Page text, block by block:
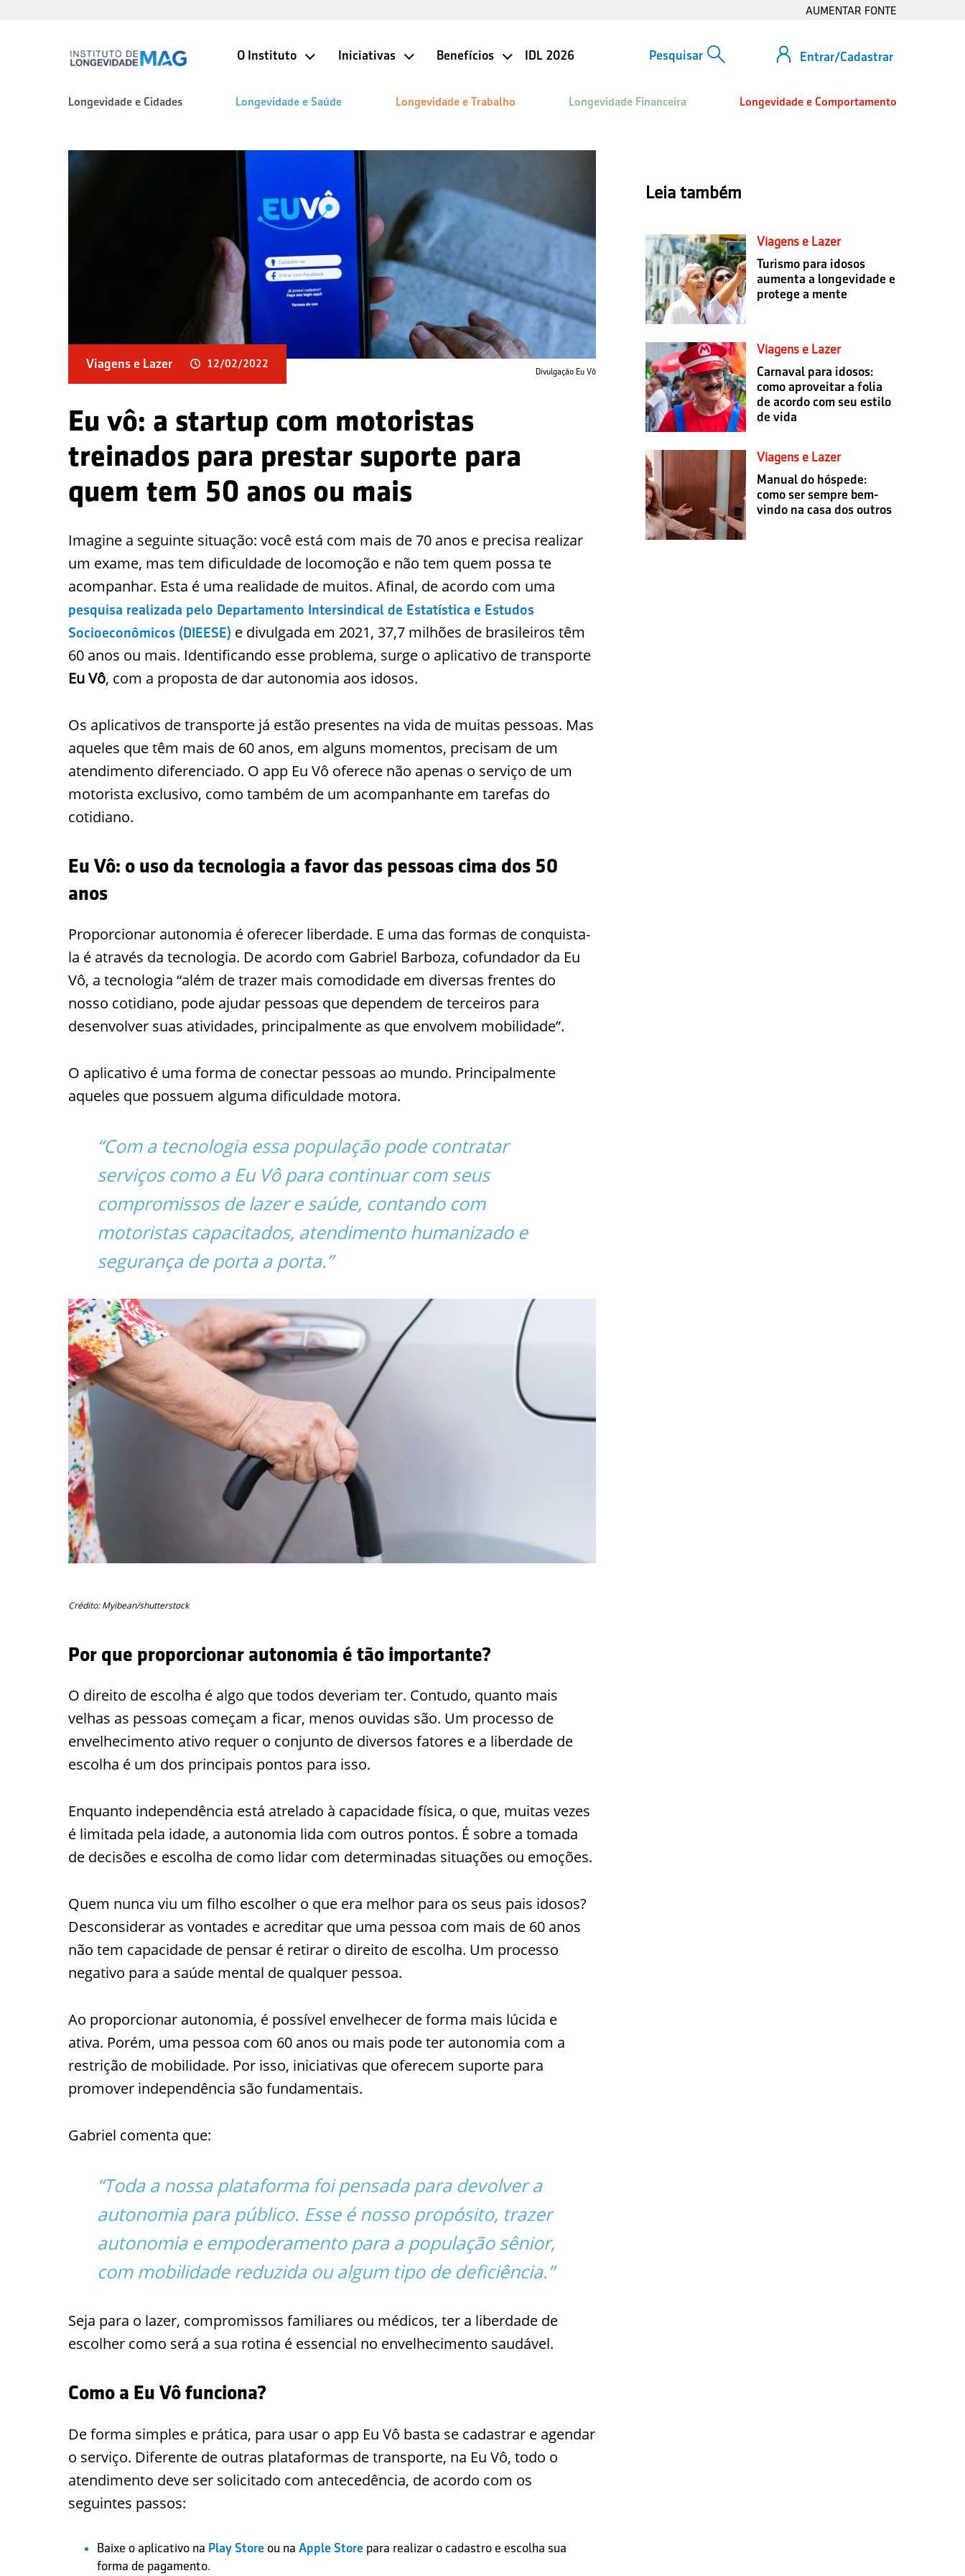
AUMENTAR FONTE
Entrar/Cadastrar
O Instituto Iniciativas Benefícios IDL 2026
Longevidade e Cidades Longevidade e Saúde Longevidade e Trabalho Longevidade Financeira Longevidade e Comportamento
Divulgação Eu Vô
Viagens e Lazer 12/02/2022
Eu vô: a startup com motoristas
treinados para prestar suporte para
quem tem 50 anos ou mais
Imagine a seguinte situação: você está com mais de 70 anos e precisa realizar
um exame, mas tem dificuldade de locomoção e não tem quem possa te
acompanhar. Esta é uma realidade de muitos. Afinal, de acordo com uma
pesquisa realizada pelo Departamento Intersindical de Estatística e Estudos
Socioeconômicos (DIEESE) e divulgada em 2021, 37,7 milhões de brasileiros têm
60 anos ou mais. Identificando esse problema, surge o aplicativo de transporte
Eu Vô, com a proposta de dar autonomia aos idosos.
Os aplicativos de transporte já estão presentes na vida de muitas pessoas. Mas
aqueles que têm mais de 60 anos, em alguns momentos, precisam de um
atendimento diferenciado. O app Eu Vô oferece não apenas o serviço de um
motorista exclusivo, como também de um acompanhante em tarefas do
cotidiano.
Eu Vô: o uso da tecnologia a favor das pessoas cima dos 50
anos
Proporcionar autonomia é oferecer liberdade. E uma das formas de conquista-
la é através da tecnologia. De acordo com Gabriel Barboza, cofundador da Eu
Vô, a tecnologia “além de trazer mais comodidade em diversas frentes do
nosso cotidiano, pode ajudar pessoas que dependem de terceiros para
desenvolver suas atividades, principalmente as que envolvem mobilidade”.
O aplicativo é uma forma de conectar pessoas ao mundo. Principalmente
aqueles que possuem alguma dificuldade motora.
“Com a tecnologia essa população pode contratar
serviços como a Eu Vô para continuar com seus
compromissos de lazer e saúde, contando com
motoristas capacitados, atendimento humanizado e
segurança de porta a porta.”
Crédito: Myibean/shutterstock
Por que proporcionar autonomia é tão importante?
O direito de escolha é algo que todos deveriam ter. Contudo, quanto mais
velhas as pessoas começam a ficar, menos ouvidas são. Um processo de
envelhecimento ativo requer o conjunto de diversos fatores e a liberdade de
escolha é um dos principais pontos para isso.
Enquanto independência está atrelado à capacidade física, o que, muitas vezes
é limitada pela idade, a autonomia lida com outros pontos. É sobre a tomada
de decisões e escolha de como lidar com determinadas situações ou emoções.
Quem nunca viu um filho escolher o que era melhor para os seus pais idosos?
Desconsiderar as vontades e acreditar que uma pessoa com mais de 60 anos
não tem capacidade de pensar é retirar o direito de escolha. Um processo
negativo para a saúde mental de qualquer pessoa.
Ao proporcionar autonomia, é possível envelhecer de forma mais lúcida e
ativa. Porém, uma pessoa com 60 anos ou mais pode ter autonomia com a
restrição de mobilidade. Por isso, iniciativas que oferecem suporte para
promover independência são fundamentais.
Gabriel comenta que:
“Toda a nossa plataforma foi pensada para devolver a
autonomia para público. Esse é nosso propósito, trazer
autonomia e empoderamento para a população sênior,
com mobilidade reduzida ou algum tipo de deficiência.”
Seja para o lazer, compromissos familiares ou médicos, ter a liberdade de
escolher como será a sua rotina é essencial no envelhecimento saudável.
Como a Eu Vô funciona?
De forma simples e prática, para usar o app Eu Vô basta se cadastrar e agendar
o serviço. Diferente de outras plataformas de transporte, na Eu Vô, todo o
atendimento deve ser solicitado com antecedência, de acordo com os
seguintes passos:
Baixe o aplicativo na Play Store ou na Apple Store para realizar o cadastro e escolha sua
forma de pagamento.
Leia também
Viagens e Lazer
Turismo para idosos
aumenta a longevidade e
protege a mente
Viagens e Lazer
Carnaval para idosos:
como aproveitar a folia
de acordo com seu estilo
de vida
Viagens e Lazer
Manual do hóspede:
como ser sempre bem-
vindo na casa dos outros